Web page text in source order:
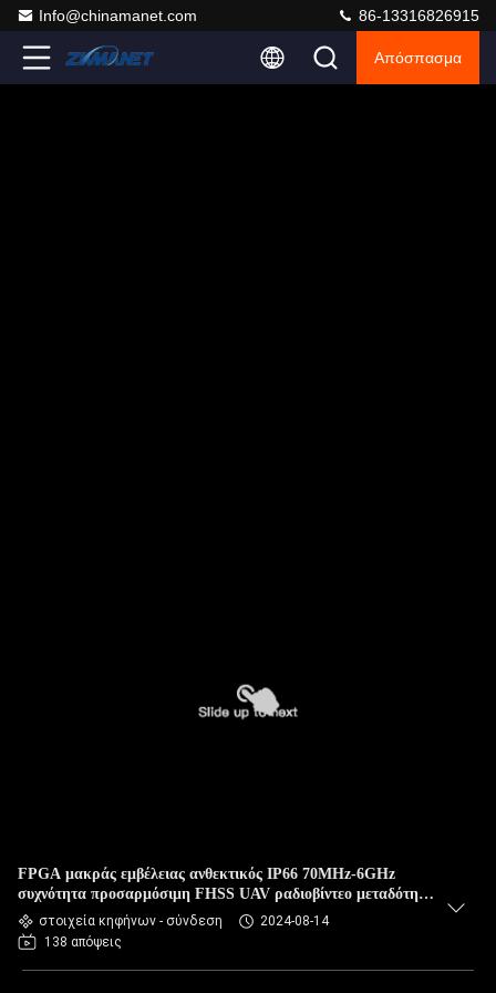
Info@chinamanet.com 86-13316826915
Απόσπασμα
FPGA μακράς εμβέλειας ανθεκτικός IP66 70MHz-6GHz
συχνότητα προσαρμόσιμη FHSS UAV ραδιοβίντεο μεταδότης
δεδομένων
στοιχεία κηφήνων - σύνδεση
2024-08-14
138 απόψεις